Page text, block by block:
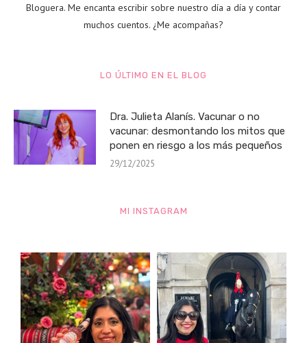
Bloguera. Me encanta escribir sobre nuestro día a día y contar
muchos cuentos. ¿Me acompañas?
LO ÚLTIMO EN EL BLOG
Dra. Julieta Alanís. Vacunar o no
vacunar: desmontando los mitos que
ponen en riesgo a los más pequeños
29/12/2025
MI INSTAGRAM